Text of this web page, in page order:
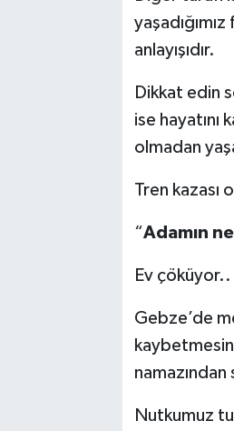
anlayışıdır.
Dikkat edin
ise
olmadan
Tren kazası
“Adamın
Ev çöküyor..
Gebze’de
namazından
Nutkumuz